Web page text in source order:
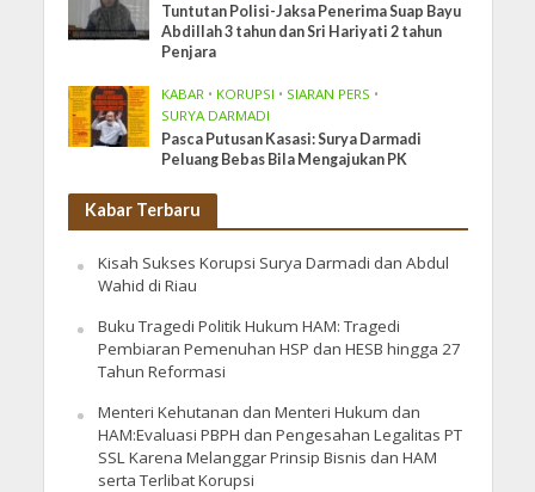
Tuntutan Polisi-Jaksa Penerima Suap Bayu
Abdillah 3 tahun dan Sri Hariyati 2 tahun
Penjara
KABAR • KORUPSI • SIARAN PERS •
SURYA DARMADI
Pasca Putusan Kasasi: Surya Darmadi
Peluang Bebas Bila Mengajukan PK
Kabar Terbaru
Kisah Sukses Korupsi Surya Darmadi dan Abdul
Wahid di Riau
Buku Tragedi Politik Hukum HAM: Tragedi
Pembiaran Pemenuhan HSP dan HESB hingga 27
Tahun Reformasi
Menteri Kehutanan dan Menteri Hukum dan
HAM:Evaluasi PBPH dan Pengesahan Legalitas PT
SSL Karena Melanggar Prinsip Bisnis dan HAM
serta Terlibat Korupsi